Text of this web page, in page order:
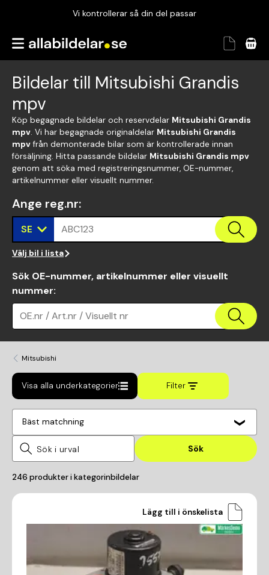
Vi kontrollerar så din del passar
Garanterad passform
Bildelar till Mitsubishi Grandis
mpv
Köp begagnade bildelar och reservdelar Mitsubishi Grandis
mpv. Vi har begagnade originaldelar Mitsubishi Grandis
mpvfrån demonterade bilar som är kontrollerade innan
försäljning. Hitta passande bildelar Mitsubishi Grandis mpv
genom att söka med registreringsnummer, OE-nummer,
artikelnummer eller visuellt nummer.
Ange reg.nr:
SE ABC123
Välj bil i lista
Sök OE-nummer, artikelnummer eller visuellt
nummer:
OE.nr / Art.nr / Visuellt nr
Mitsubishi
Visa alla underkategorier Filter
Bäst matchning
Sök
246 produkter i kategorinbildelar
Lägg till i önskelista